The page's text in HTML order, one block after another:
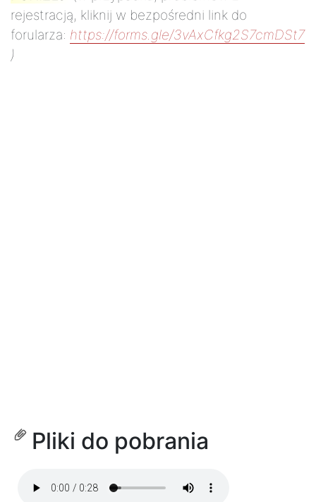
rejestracją, kliknij w bezpośredni link do
forularza: https://forms.gle/3vAxCfkg2S7cmDSt7
)
Pliki do pobrania